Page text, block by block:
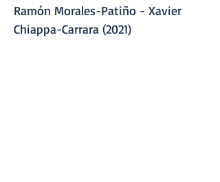
Ramón Morales-Patiño - Xavier
Chiappa-Carrara (2021)